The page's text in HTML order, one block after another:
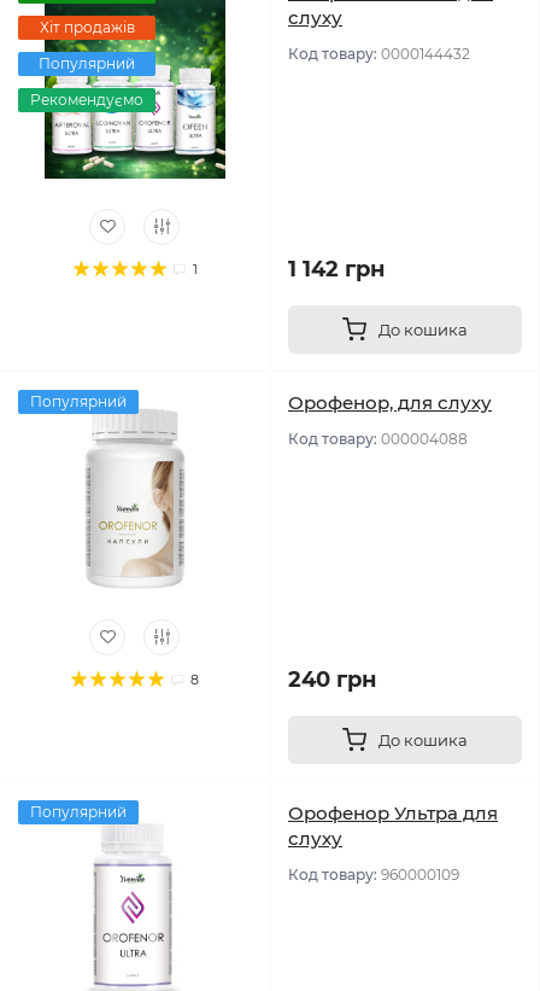
Хіт продажів
Популярний
Рекомендуємо
1
слуху
Код товару: 0000144432
1 142 грн
До кошика
Популярний
8
Орофенор, для слуху
Код товару: 000004088
240 грн
До кошика
Популярний
Орофенор Ультра для
слуху
Код товару: 960000109